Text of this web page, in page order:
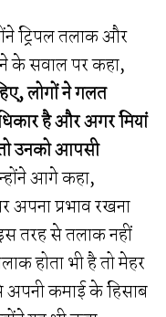
ट्रिपल तलाक और
के सवाल पर कहा,
लोगों ने गलत
है और अगर मियां
उनको आपसी
आगे कहा,
अपना प्रभाव रखना
तरह से तलाक नहीं
होता भी है तो मेहर
अपनी कमाई के हिसाब